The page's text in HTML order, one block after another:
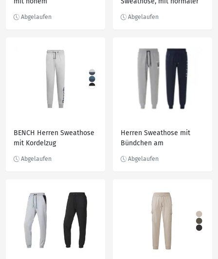
BENCH Herren Sweathose
mit Kordelzug
Herren Sweathose mit
Bündchen am